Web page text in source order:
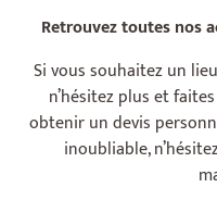
Retrouvez toutes nos
Si vous souhaitez un
n’hésitez plus et
obtenir un devis
inoubliable,